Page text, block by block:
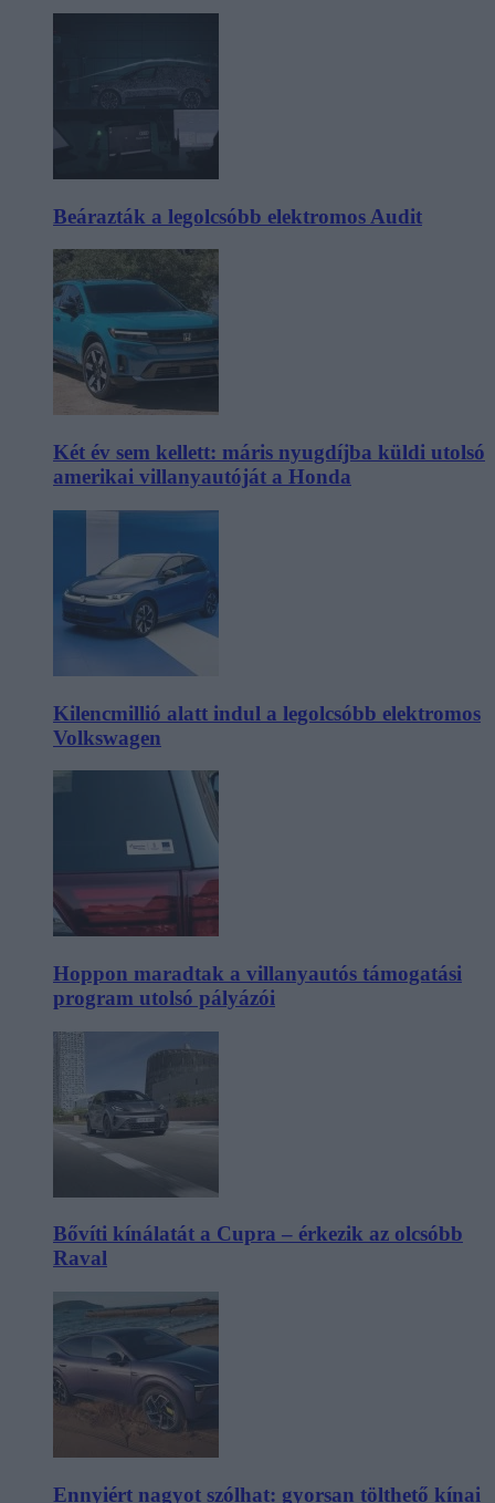
Beárazták a legolcsóbb elektromos Audit
Két év sem kellett: máris nyugdíjba küldi utolsó
amerikai villanyautóját a Honda
Kilencmillió alatt indul a legolcsóbb elektromos
Volkswagen
Hoppon maradtak a villanyautós támogatási
program utolsó pályázói
Bővíti kínálatát a Cupra – érkezik az olcsóbb
Raval
Ennyiért nagyot szólhat: gyorsan tölthető kínai